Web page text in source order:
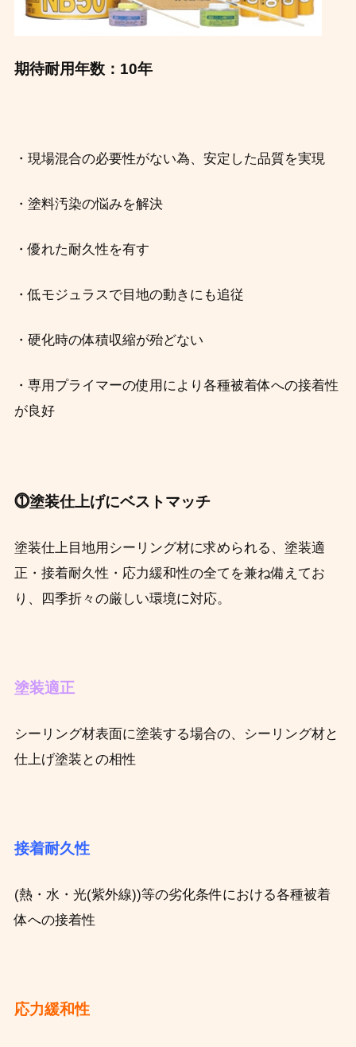
期待耐用年数：10年
・現場混合の必要性がない為、安定した品質を実現
・塗料汚染の悩みを解決
・優れた耐久性を有す
・低モジュラスで目地の動きにも追従
・硬化時の体積収縮が殆どない
・専用プライマーの使用により各種被着体への接着性
が良好
⓵塗装仕上げにベストマッチ
塗装仕上目地用シーリング材に求められる、塗装適
正・接着耐久性・応力緩和性の全てを兼ね備えてお
り、四季折々の厳しい環境に対応。
塗装適正
シーリング材表面に塗装する場合の、シーリング材と
仕上げ塗装との相性
接着耐久性
(熱・水・光(紫外線))等の劣化条件における各種被着
体への接着性
応力緩和性